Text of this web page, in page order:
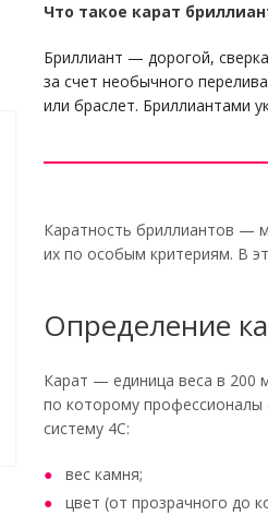
Что такое карат
Бриллиант — дорогой,
за счет необычного
или браслет. Бриллиантами
Каратность бриллиантов —
их по особым критериям. В
Определение
Карат — единица веса в 200
по которому профессионалы
систему 4C:
вес камня;
цвет (от прозрачного до